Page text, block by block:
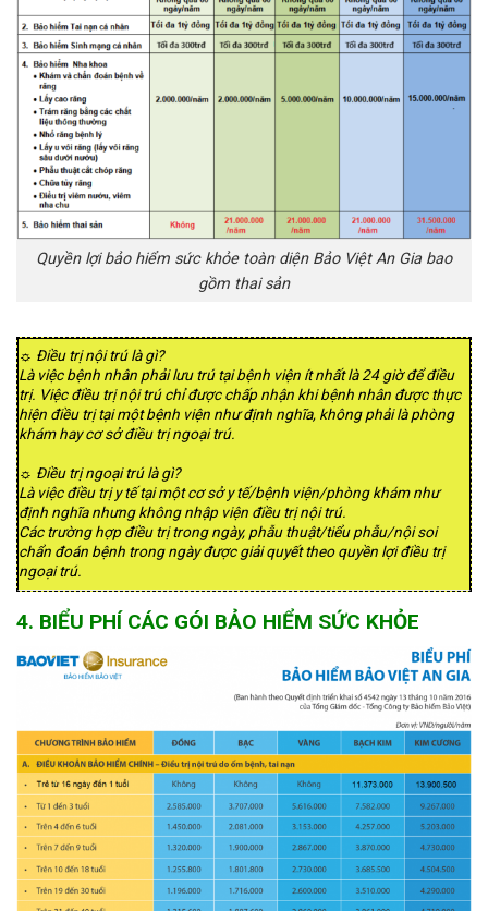
Quyền lợi bảo hiểm sức khỏe toàn diện Bảo Việt An Gia bao
gồm thai sản
☼ Điều trị nội trú là gì?
Là việc bệnh nhân phải lưu trú tại bệnh viện ít nhất là 24 giờ để điều
trị. Việc điều trị nội trú chỉ được chấp nhận khi bệnh nhân được thực
hiện điều trị tại một bệnh viện như định nghĩa, không phải là phòng
khám hay cơ sở điều trị ngoại trú.
☼ Điều trị ngoại trú là gì?
Là việc điều trị y tế tại một cơ sở y tế/bệnh viện/phòng khám như
định nghĩa nhưng không nhập viện điều trị nội trú.
Các trường hợp điều trị trong ngày, phẫu thuật/tiểu phẫu/nội soi
chẩn đoán bệnh trong ngày được giải quyết theo quyền lợi điều trị
ngoại trú.
4. BIỂU PHÍ CÁC GÓI BẢO HIỂM SỨC KHỎE